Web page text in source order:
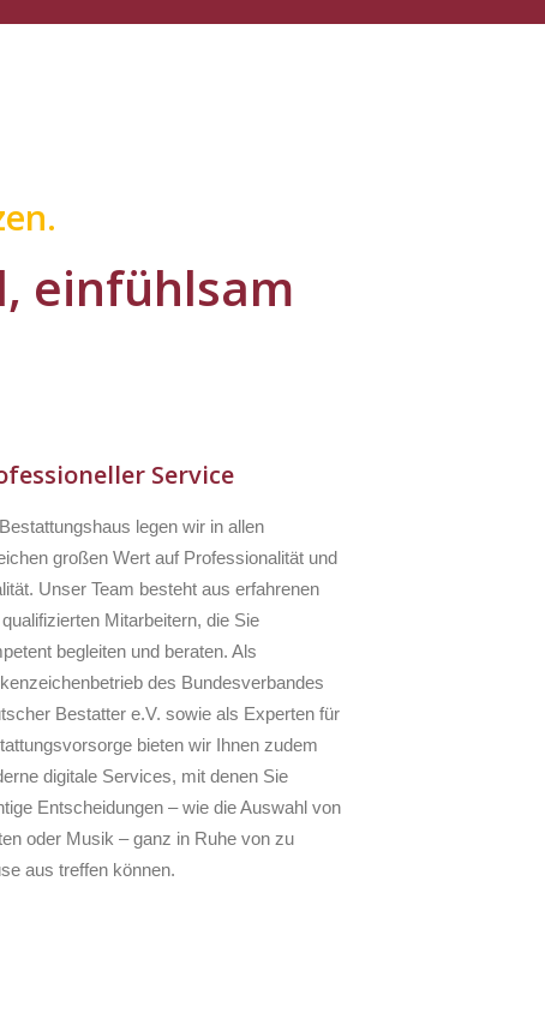
einfühlsam
Service
legen wir in allen
großen Wert auf Professionalität und
Unser Team besteht aus erfahrenen
Mitarbeitern, die Sie
begleiten und beraten. Als
des Bundesverbandes
Bestatter e.V. sowie als Experten für
bieten wir Ihnen zudem
digitale Services, mit denen Sie
Entscheidungen – wie die Auswahl von
oder Musik – ganz in Ruhe von zu
aus treffen können.